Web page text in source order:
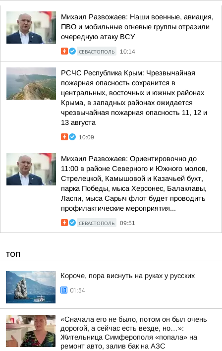
Михаил Развожаев: Наши военные, авиация,
ПВО и мобильные огневые группы отразили
очередную атаку ВСУ
СЕВАСТОПОЛЬ 10:14
РСЧС Республика Крым: Чрезвычайная
пожарная опасность сохранится в
центральных, восточных и южных районах
Крыма, в западных районах ожидается
чрезвычайная пожарная опасность 11, 12 и
13 августа
10:09
Михаил Развожаев: Ориентировочно до
11:00 в районе Северного и Южного молов,
Стрелецкой, Камышовой и Казачьей бухт,
парка Победы, мыса Херсонес, Балаклавы,
Ласпи, мыса Сарыч флот будет проводить
профилактические мероприятия...
СЕВАСТОПОЛЬ 09:51
ТОП
Короче, пора виснуть на руках у русских
01:54
«Сначала его не было, потом он был очень
дорогой, а сейчас есть везде, но…»:
Жительница Симферополя «попала» на
ремонт авто, залив бак на АЗС